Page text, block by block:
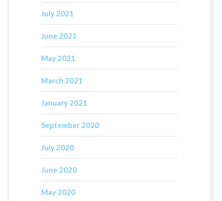
July 2021
June 2021
May 2021
March 2021
January 2021
September 2020
July 2020
June 2020
May 2020